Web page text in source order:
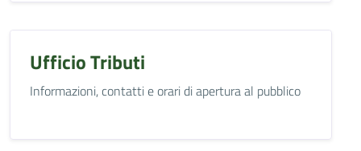
Ufficio Tributi
Informazioni, contatti e orari di apertura al pubblico